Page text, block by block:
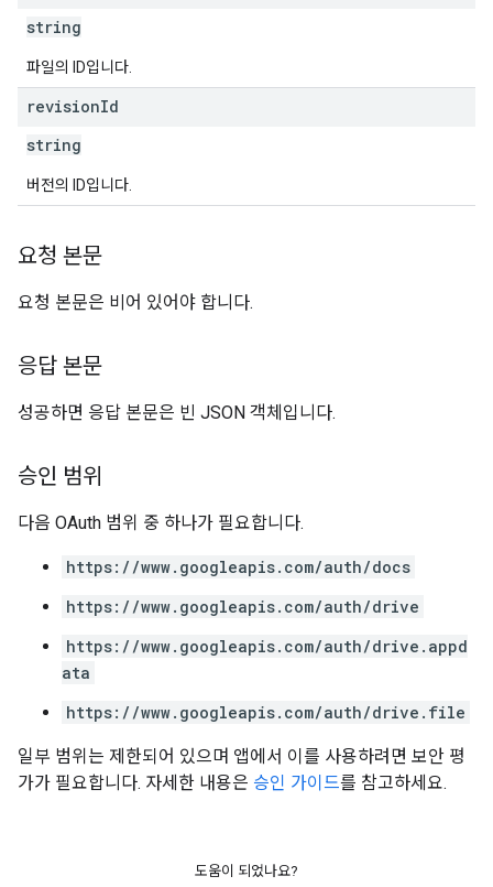
string
파일의 ID입니다.
revisionId
string
버전의 ID입니다.
요청 본문
요청 본문은 비어 있어야 합니다.
응답 본문
성공하면 응답 본문은 빈 JSON 객체입니다.
승인 범위
다음 OAuth 범위 중 하나가 필요합니다.
https://www.googleapis.com/auth/docs
https://www.googleapis.com/auth/drive
https://www.googleapis.com/auth/drive.appd
ata
https://www.googleapis.com/auth/drive.file
일부 범위는 제한되어 있으며 앱에서 이를 사용하려면 보안 평
가가 필요합니다. 자세한 내용은 승인 가이드를 참고하세요.
도움이 되었나요?